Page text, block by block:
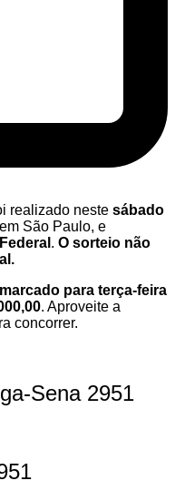
realizado neste sábado
São Paulo, e
. O sorteio não
para terça-feira
. Aproveite a
concorrer.
Sena 2951